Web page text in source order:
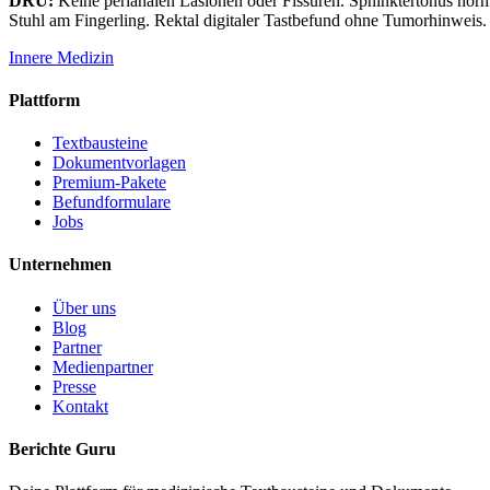
Stuhl am Fingerling. Rektal digitaler Tastbefund ohne Tumorhinweis.
Innere Medizin
Plattform
Textbausteine
Dokumentvorlagen
Premium-Pakete
Befundformulare
Jobs
Unternehmen
Über uns
Blog
Partner
Medienpartner
Presse
Kontakt
Berichte Guru